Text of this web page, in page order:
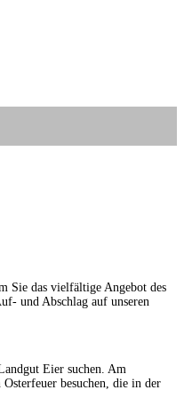
Sie das vielfältige Angebot des
und Abschlag auf unseren
Eier suchen. Am
besuchen, die in der